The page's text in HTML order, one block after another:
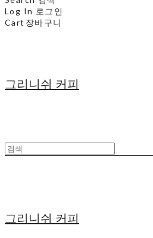
Log In 로그인
Cart 장바구니
그리니쉬 커피
그리니쉬 커피